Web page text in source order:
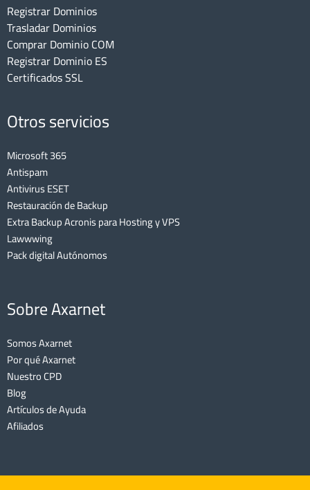
Registrar Dominios
Trasladar Dominios
Comprar Dominio COM
Registrar Dominio ES
Certificados SSL
Otros servicios
Microsoft 365
Antispam
Antivirus ESET
Restauración de Backup
Extra Backup Acronis para Hosting y VPS
Lawwwing
Pack digital Autónomos
Sobre Axarnet
Somos Axarnet
Por qué Axarnet
Nuestro CPD
Blog
Artículos de Ayuda
Afiliados